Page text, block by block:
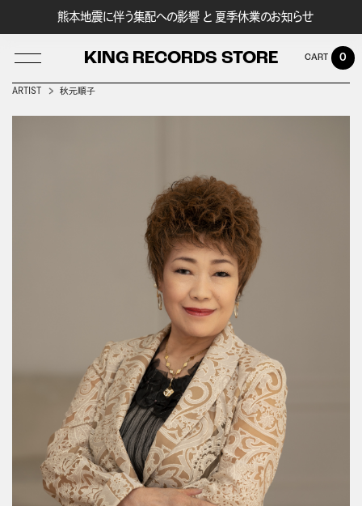
熊本地震に伴う集配への影響 と 夏季休業のお知らせ
KING RECORDS STORE 0
ARTIST 秋元順子